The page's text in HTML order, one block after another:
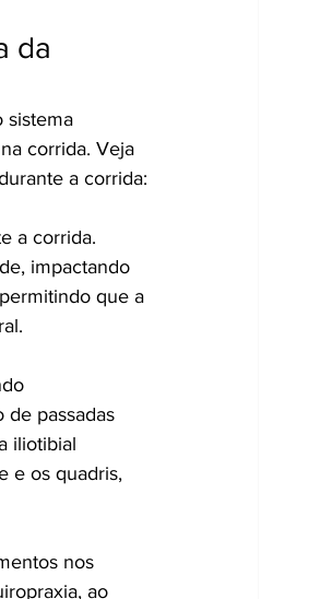
da
sistema
corrida. Veja
a corrida:
a corrida.
impactando
que a
de passadas
iliotibial
e os quadris,
nos
ao